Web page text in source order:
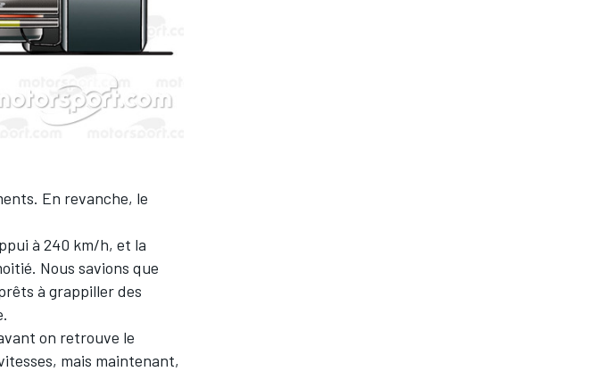
En revanche, le
à 240 km/h, et la
Nous savions que
à grappiller des
on retrouve le
mais maintenant,